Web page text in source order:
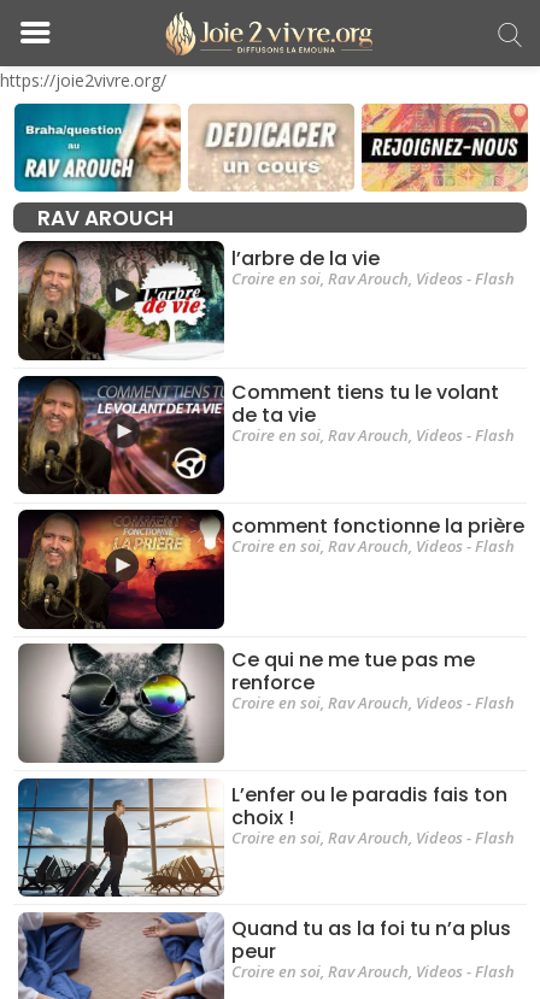
https://joie2vivre.org/
RAV AROUCH
l’arbre de la vie
Croire en soi Rav Arouch Videos - Flash
Comment tiens tu le volant
de ta vie
Croire en soi,Rav Arouch, Videos - Flash
comment fonctionne la prière
Croire en soi,Rav Arouch, Videos - Flash
Ce qui ne me tue pas me
renforce
Croire en soi,Rav Arouch, Videos - Flash
L’enfer ou le paradis fais ton
choix !
Croire en soi,Rav Arouch, Videos - Flash
Quand tu as la foi tu n’a plus
peur
Croire en soi,Rav Arouch, Videos - Flash